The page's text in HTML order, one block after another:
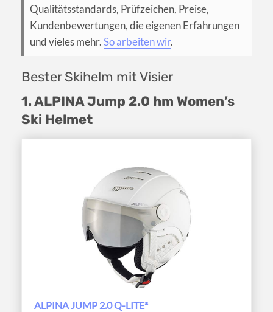
Qualitätsstandards, Prüfzeichen, Preise,
Kundenbewertungen, die eigenen Erfahrungen
und vieles mehr.So arbeiten wir.
Bester Skihelm mit Visier
1. ALPINA Jump 2.0 hm Women’s
Ski Helmet
ALPINA JUMP 2.0 Q-LITE*